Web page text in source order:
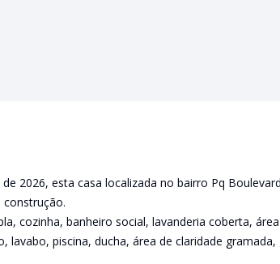
2026, esta casa localizada no bairro Pq
construção.
cozinha, banheiro social, lavanderia coberta,
lavabo, piscina, ducha, área de claridade